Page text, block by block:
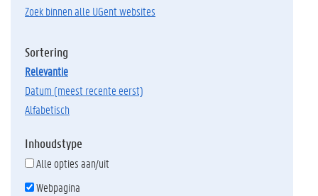
Zoek binnen alle UGent websites
Sortering
relevantie
datum (meest recente eerst)
alfabetisch
Inhoudstype
Alle opties aan/uit
Webpagina